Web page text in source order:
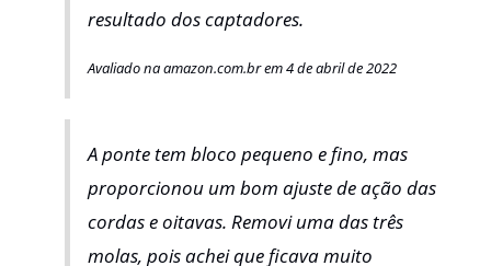
resultado dos captadores.
Avaliado na amazon.com.br em 4 de abril de 2022
A ponte tem bloco pequeno e fino, mas
proporcionou um bom ajuste de ação das
cordas e oitavas. Removi uma das três
molas, pois achei que ficava muito